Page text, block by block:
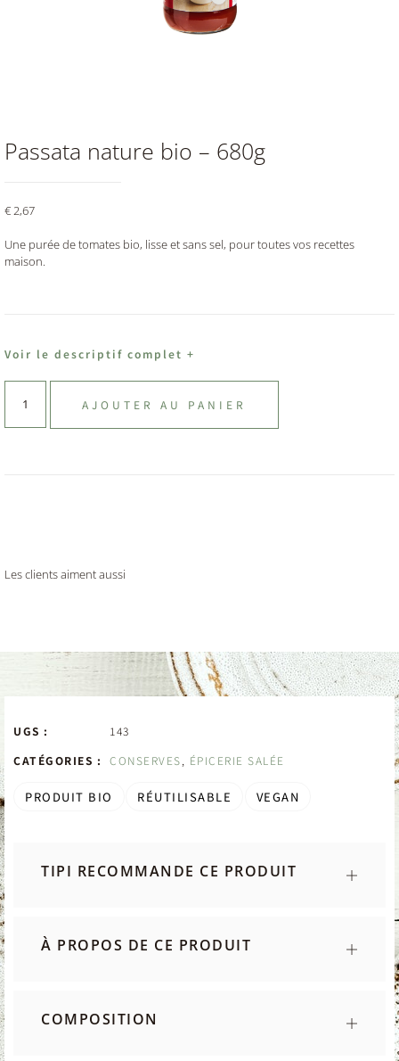
Passata nature bio – 680g
€ 2,67
Une purée de tomates bio, lisse et sans sel, pour toutes vos recettes
maison.
Voir le descriptif complet +
AJOUTER AU PANIER
Les clients aiment aussi
UGS :
143
CATÉGORIES :
CONSERVES ÉPICERIE SALÉE
PRODUIT BIO RÉUTILISABLE VEGAN
TIPI RECOMMANDE CE PRODUIT
À PROPOS DE CE PRODUIT
COMPOSITION